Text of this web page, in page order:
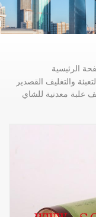
الرئيسية
والتغليف القصدير
علبة معدنية للشاي